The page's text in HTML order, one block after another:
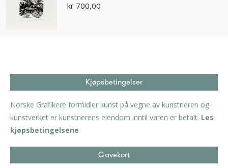
kr 700,00
Kjøpsbetingelser
Norske Grafikere formidler kunst på vegne av kunstneren og
kunstverket er kunstnerens eiendom inntil varen er betalt. Les
kjøpsbetingelsene
Gavekort